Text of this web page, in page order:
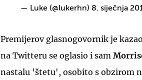
— Luke (@lukerhn) 8. siječnja
Premijerov glasnogovornik je
na Twitteru se oglasio i sam
nastalu 'štetu', osobito s obzirom